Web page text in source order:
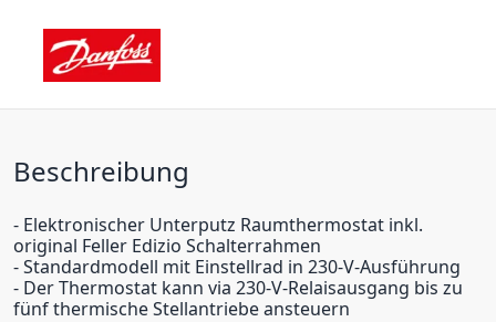
Beschreibung
- Elektronischer Unterputz Raumthermostat inkl.
original Feller Edizio Schalterrahmen
- Standardmodell mit Einstellrad in 230-V-Ausführung
- Der Thermostat kann via 230-V-Relaisausgang bis zu
fünf thermische Stellantriebe ansteuern